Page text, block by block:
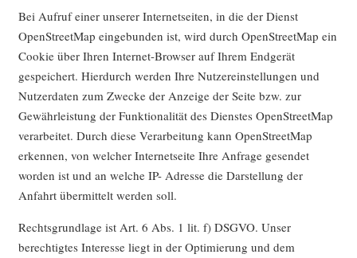
Bei Aufruf einer unserer Internetseiten, in die der Dienst
OpenStreetMap eingebunden ist, wird durch OpenStreetMap ein
Cookie über Ihren Internet-Browser auf Ihrem Endgerät
gespeichert. Hierdurch werden Ihre Nutzereinstellungen und
Nutzerdaten zum Zwecke der Anzeige der Seite bzw. zur
Gewährleistung der Funktionalität des Dienstes OpenStreetMap
verarbeitet. Durch diese Verarbeitung kann OpenStreetMap
erkennen, von welcher Internetseite Ihre Anfrage gesendet
worden ist und an welche IP- Adresse die Darstellung der
Anfahrt übermittelt werden soll.
Rechtsgrundlage ist Art. 6 Abs. 1 lit. f) DSGVO. Unser
berechtigtes Interesse liegt in der Optimierung und dem